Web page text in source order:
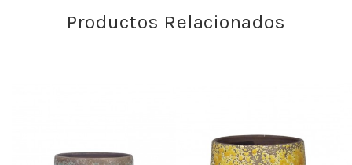
Productos Relacionados